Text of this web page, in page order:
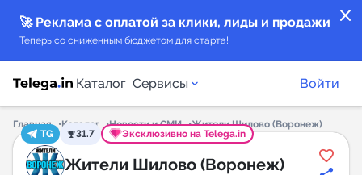
close
🚀 Реклама с оплатой за клики, лиды и продажи
Теперь со сниженным бюджетом для старта!
Каталог Сервисы
Каталог каналов
Войти
Главная Каталог Новости и СМИ
Жители Шилово (Воронеж)
TG
31.7 Эксклюзивно на Telega.in
Жители Шилово (Воронеж)